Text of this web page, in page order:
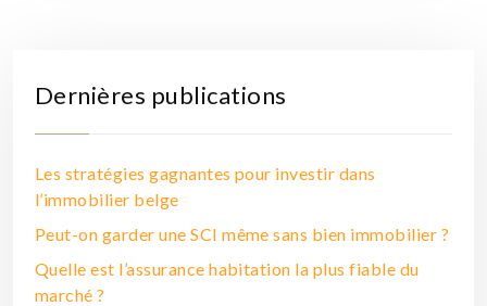
Dernières publications
Les stratégies gagnantes pour investir dans
l’immobilier belge
Peut-on garder une SCI même sans bien immobilier ?
Quelle est l’assurance habitation la plus fiable du
marché ?